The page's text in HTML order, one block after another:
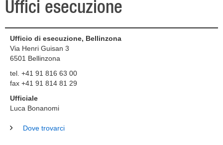
Uffici esecuzione
Ufficio di esecuzione, Bellinzona
Via Henri Guisan 3
6501 Bellinzona
tel. +41 91 816 63 00
fax +41 91 814 81 29
Ufficiale
Luca Bonanomi
Dove trovarci